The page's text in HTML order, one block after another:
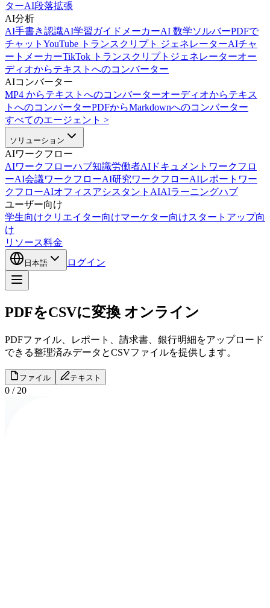
ターAI段落拡張
AI分析
AI手書き認識AI学習ガイドメーカーAI 数学ソルバーPDFで
チャット YouTube トランスクリプト ジェネレーターAIチャ
ートメーカーTikTok トランスクリプトジェネレーターオー
ディオからテキストへのコンバーター
AIコンバーター
MP4 からテキストへのコンバーターオーディオからテキス
トへのコンバーターPDFからMarkdownへのコンバーター
すべてのエージェント >
ソリューション
AIワークフロー
AIワークフローハブ知識労働者AI ドキュメントワークフロ
ーAI会議ワークフローAI研究ワークフローAIレポートワー
クフローAIオフィスアシスタントAIAIラーニングハブ
ユーザー向け
学生向けクリエイター向けマーケター向けスタートアップ向
け
リソース料金
日本語 ログイン
PDFをCSVに変換 オンライン
PDFファイル、レポート、請求書、銀行明細をアップロー
できる整理済みデータとCSVファイルを提供します。
ファイル テキスト
0 / 20